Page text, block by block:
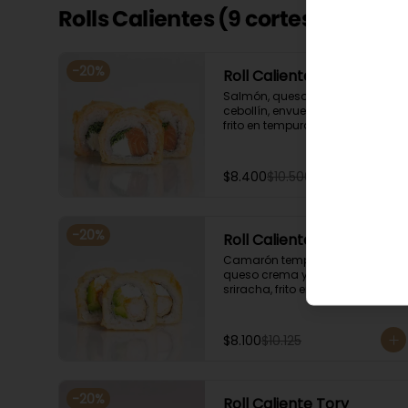
Rolls Calientes (9 cortes)
-20% Roll Caliente Bryan
Salmón, queso crema y
cebollín, envuelto en salmón,
frito en tempura. Acompañado
$8.400$10.500
-20% Roll Caliente Maca 🌶️
Camarón tempura, palta,
queso crema y salsa spicy
sriracha, frito en tempura.
Acompañado con salsa de
$8.100$10.125
-20%